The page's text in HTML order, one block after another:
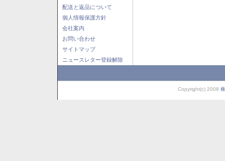
配送と返品について
個人情報保護方針
会社案内
お問い合わせ
サイトマップ
ニュースレター登録解除
Copyright(c) 2008